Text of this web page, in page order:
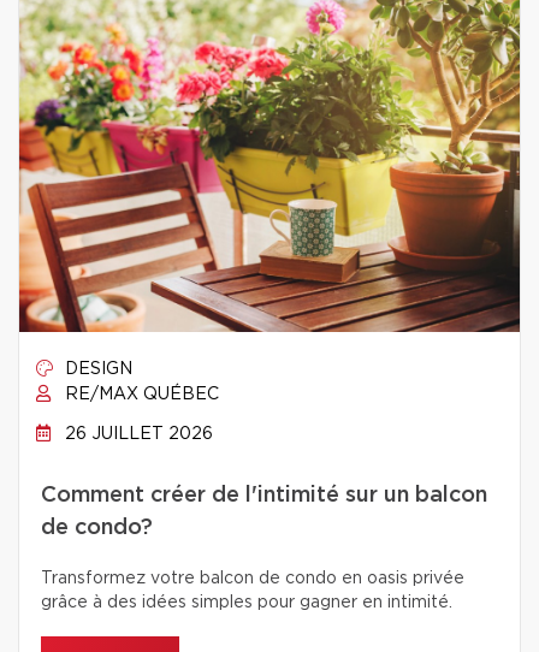
DESIGN
RE/MAX QUÉBEC
26 JUILLET 2026
Comment créer de l'intimité sur un balcon
de condo?
Transformez votre balcon de condo en oasis privée
grâce à des idées simples pour gagner en intimité.